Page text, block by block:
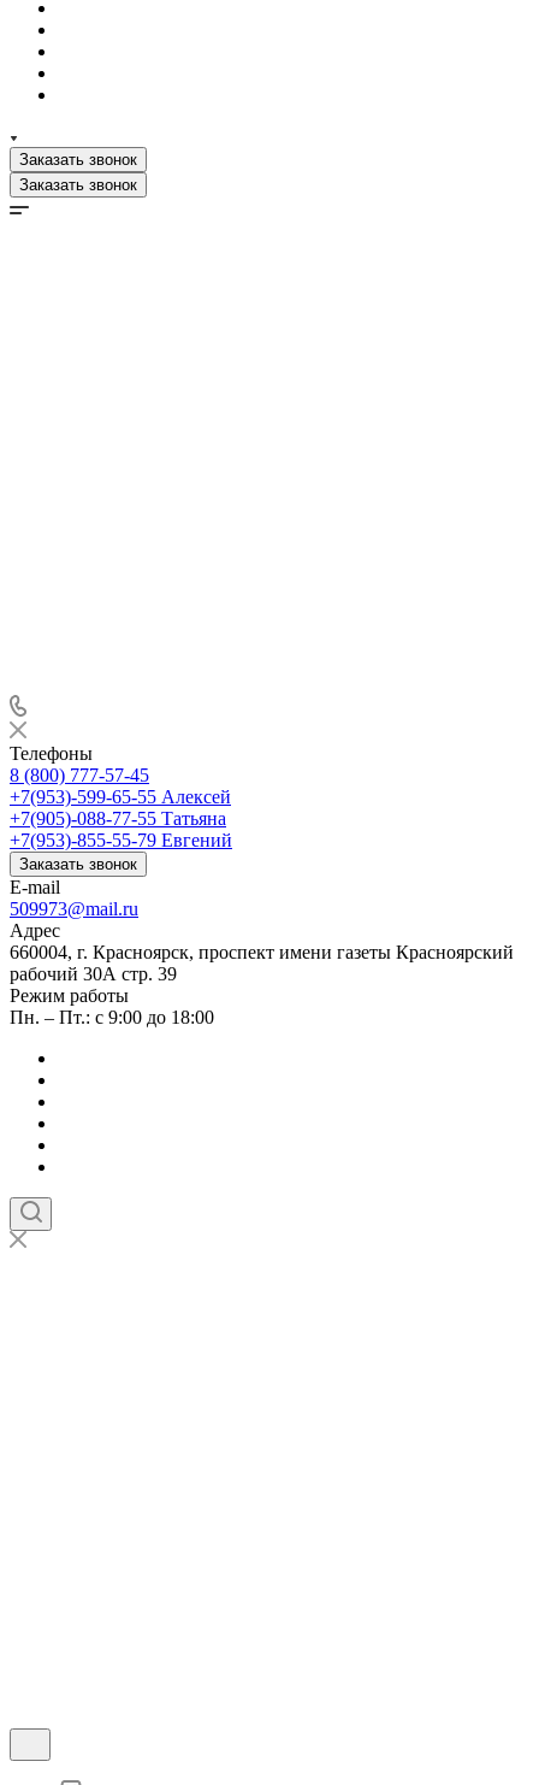
Заказать звонок
Заказать звонок
Телефоны
8 (800) 777-57-45
+7(953)-599-65-55 Алексей
+7(905)-088-77-55 Татьяна
+7(953)-855-55-79 Евгений
Заказать звонок
E-mail
509973@mail.ru
Адрес
660004, г. Красноярск, проспект имени газеты Красноярский
рабочий 30А стр. 39
Режим работы
Пн. – Пт.: с 9:00 до 18:00